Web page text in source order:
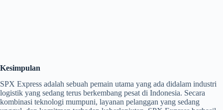
Kesimpulan
SPX Express adalah sebuah pemain utama yang ada didalam industri
logistik yang sedang terus berkembang pesat di Indonesia. Secara
kombinasi teknologi mumpuni, layanan pelanggan yang sedang